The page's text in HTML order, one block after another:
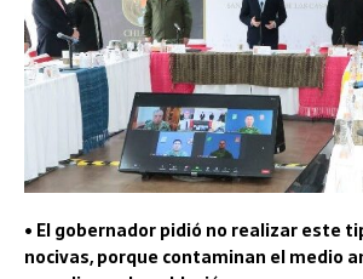
• El gobernador pidió no realizar este
nocivas, porque contaminan el medio